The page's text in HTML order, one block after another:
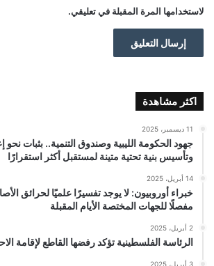
لاستخدامها المرة المقبلة في تعليقي.
اكثر مشاهدة
11 ديسمبر، 2025
جهود الحكومة الليبية وصندوق التنمية.. بثبات نحو
وتأسيس بنية تحتية متينة لمستقبل أكثر استقرارًا
14 أبريل، 2025
خبراء أوروبيون: لا يوجد تفسيرًا علميًا لحرائق
مفصلًا للجهات المختصة الأيام المقبلة
2 أبريل، 2025
الرئاسة الفلسطينية تؤكد رفضها القاطع لإقامة
3 أبريل، 2025